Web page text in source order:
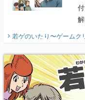
若ゲのいたり〜ゲームク